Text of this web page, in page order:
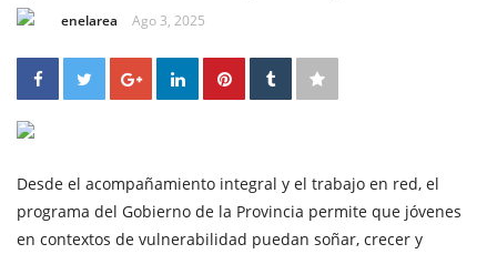
enelarea Ago 3, 2025
Desde el acompañamiento integral y el trabajo en red, el
programa del Gobierno de la Provincia permite que jóvenes
en contextos de vulnerabilidad puedan soñar, crecer y